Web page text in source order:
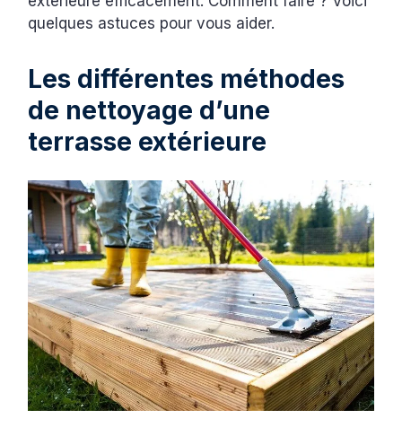
quelques astuces pour vous aider.
Les différentes méthodes
de nettoyage d’une
terrasse extérieure